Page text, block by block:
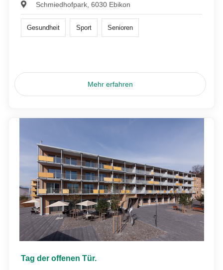
Schmiedhofpark, 6030 Ebikon
Gesundheit Sport Senioren
Mehr erfahren
Tag der offenen Tür.